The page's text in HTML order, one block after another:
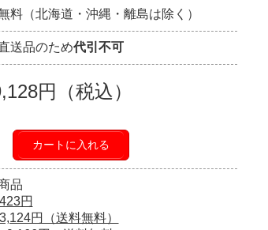
料（北海道・沖縄・離島は除く）
送品のため代引不可
円（税込）
カートに入れる
品
円
円（送料無料）